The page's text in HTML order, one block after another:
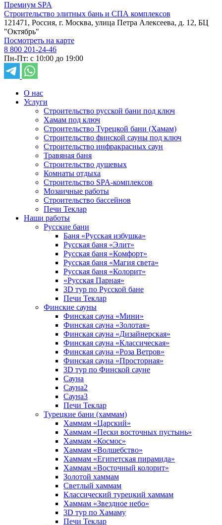
Премиум SPA
Строительство элитных бань и СПА комплексов
121471, Россия, г. Москва, улица Петра Алексеева, д. 12, БЦ
"Октябрь"
Посмотреть на карте
8 800 201-24-46
Пн-Пт: с 10:00 до 19:00
О нас
Услуги
Строительство русской бани под ключ
Хамам под ключ
Строительство Турецкой бани (Хамам)
Строительство финской сауны под ключ
Строительство инфракрасных саун
Травяная баня
Строительство душевых
Комнаты отдыха
Строительство SPA-комплексов
Мозаичные работы
Строительство бассейнов
Печи Теклар
Наши работы
Русские бани
Баня «Русская избушка»
Русская баня «Элит»
Русская баня «Комфорт»
Русская баня «Магия света»
Русская баня «Колорит»
«Русская Парная»
3D тур по Русской бане
Печи Теклар
Финские сауны
Финская сауна «Мини»
Финская сауна «Золотая»
Финская сауна «Дизайнерская»
Финская сауна «Классическая»
Финская сауна «Роза Ветров»
Финская сауна «Просторная»
3D тур по Финской сауне
Сауна
Сауна2
Сауна3
Печи Теклар
Турецкие бани (хаммам)
Хаммам «Царский»
Хаммам «Пески восточных пустынь»
Хаммам «Космос»
Хаммам «Волшебство»
Хаммам «Египетская пирамида»
Хаммам «Восточный колорит»
Золотой хаммам
Светлый хаммам
Классический турецкий хаммам
Хаммам «Звездное небо»
3D тур по Хамаму
Печи Теклар